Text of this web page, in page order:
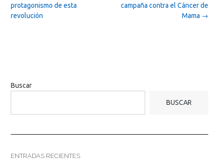
navigation
campaña contra el Cáncer de
Mama →
protagonismo de esta
revolución
Buscar
BUSCAR
ENTRADAS RECIENTES